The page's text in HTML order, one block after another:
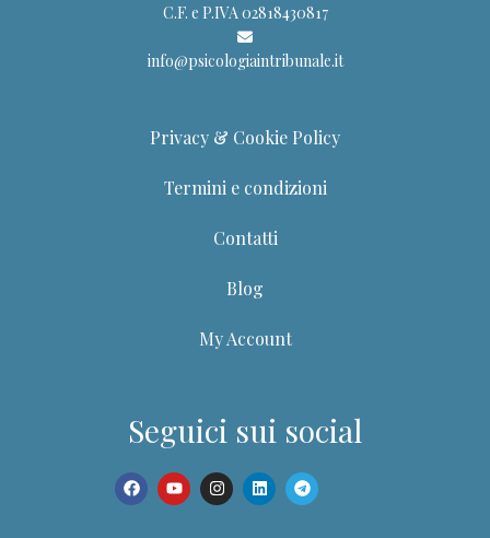
C.F. e P.IVA 02818430817
info@psicologiaintribunale.it
Privacy & Cookie Policy
Termini e condizioni
Contatti
Blog
My Account
Seguici sui social
Dott.ssa Giuditta
Guida del portale PIT